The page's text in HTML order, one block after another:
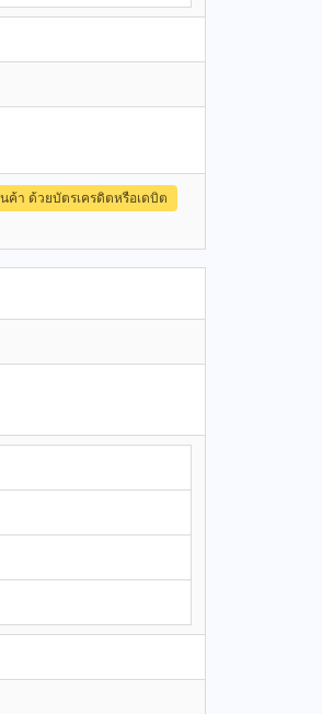
ค้า ด้วยบัตรเครดิตหรือเดบิต